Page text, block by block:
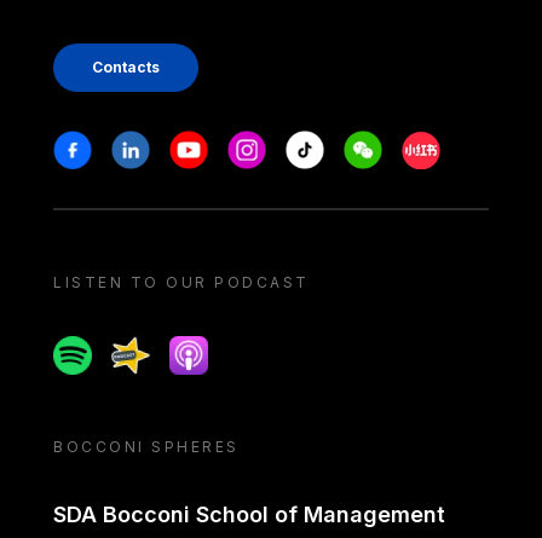
Contacts
Stay in touch
FacebookLinkedinYoutubeInstagram
Tiktok WeechatXiaohongshu/
LISTEN TO OUR PODCAST
SpotifySpreakerApple podcast
BOCCONI SPHERES
SDA Bocconi School of Management